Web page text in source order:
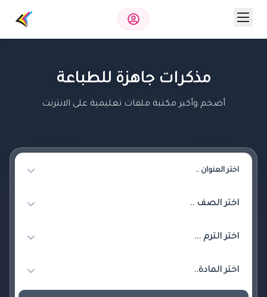
مذكرات جاهزة للطباعة
أضخم وأكبر مكتبة ملفات تعليمية على الانترنت